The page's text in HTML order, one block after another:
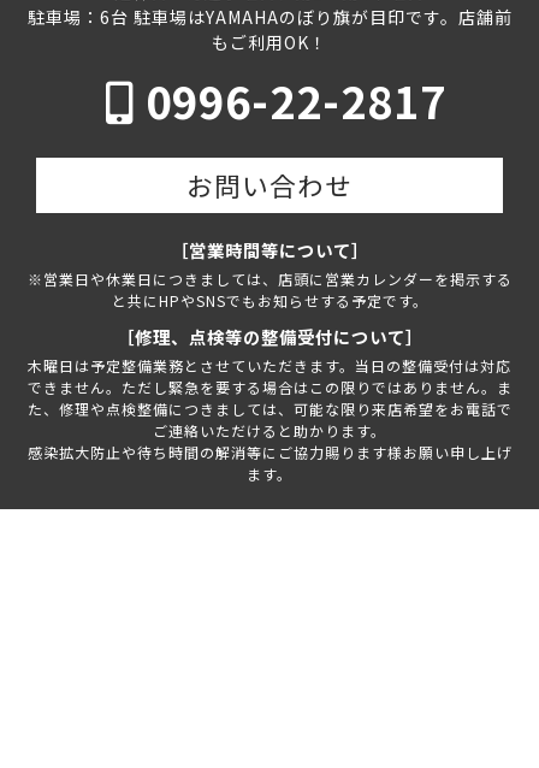
駐車場：6台 駐車場はYAMAHAのぼり旗が目印です。店舗前
もご利用OK！
0996-22-2817
お問い合わせ
［営業時間等について］
※営業日や休業日につきましては、店頭に営業カレンダーを掲示する
と共にHPやSNSでもお知らせする予定です。
［修理、点検等の整備受付について］
木曜日は予定整備業務とさせていただきます。当日の整備受付は対応
できません。ただし緊急を要する場合はこの限りではありません。ま
た、修理や点検整備につきましては、可能な限り来店希望をお電話で
ご連絡いただけると助かります。
感染拡大防止や待ち時間の解消等にご協力賜ります様お願い申し上げ
ます。